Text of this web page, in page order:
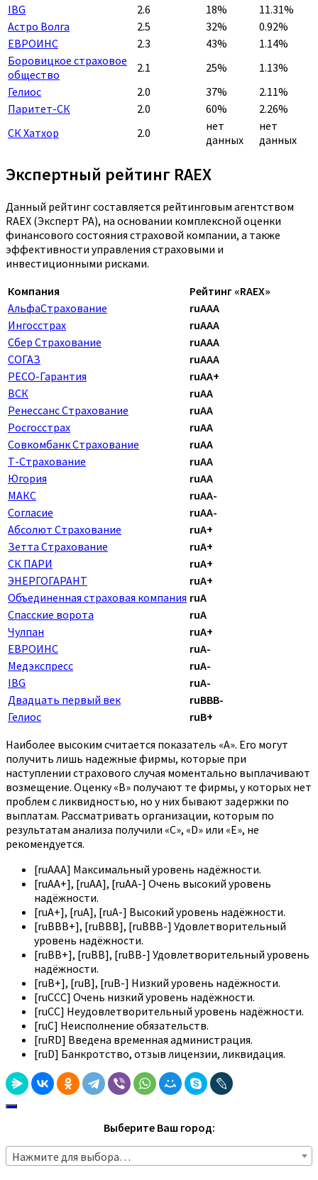
IBG
2.6 18%
11.31%
Астро Волга
2.5 32%
0.92%
ЕВРОИНС
2.3 43%
1.14%
Боровицкое страховое
общество
2.1 25%
1.13%
Гелиос
2.0 37%
2.11%
Паритет-СК
2.0 60%
2.26%
СК Хатхор
2.0
нет
данных
нет
данных
Экспертный рейтинг RAEX
Данный рейтинг составляется рейтинговым агентством
RAEX (Эксперт РА), на основании комплексной оценки
финансового состояния страховой компании, а также
эффективности управления страховыми и
инвестиционными рисками.
Компания
Рейтинг «RAEX»
АльфаСтрахование
ruAAA
Ингосстрах
ruAAA
Сбер Страхование
ruAAA
СОГАЗ
ruAAA
РЕСО-Гарантия
ruAA+
ВСК
ruAA
Ренессанс Страхование
ruAA
Росгосстрах
ruAA
Совкомбанк Страхование
ruAA
Т-Страхование
ruAA
Югория
ruAA
МАКС
ruAA-
Согласие
ruAA-
Абсолют Страхование
ruA+
Зетта Страхование
ruA+
СК ПАРИ
ruA+
ЭНЕРГОГАРАНТ
ruA+
Объединенная страховая компания ruA
Спасские ворота
ruA
Чулпан
ruA+
ЕВРОИНС
ruA-
Медэкспресс
ruA-
IBG
ruA-
Двадцать первый век
ruBBB-
Гелиос
ruB+
Наиболее высоким считается показатель «А». Его могут
получить лишь надежные фирмы, которые при
наступлении страхового случая моментально выплачивают
возмещение. Оценку «В» получают те фирмы, у которых нет
проблем с ликвидностью, но у них бывают задержки по
выплатам. Рассматривать организации, которым по
результатам анализа получили «C», «D» или «E», не
рекомендуется.
[ruAAA] Максимальный уровень надёжности.
[ruAA+], [ruAA], [ruAA-] Очень высокий уровень
надёжности.
[ruA+], [ruA], [ruA-] Высокий уровень надёжности.
[ruBBB+], [ruBBB], [ruBBB-] Удовлетворительный
уровень надёжности.
[ruBB+], [ruBB], [ruBB-] Удовлетворительный уровень
надёжности.
[ruB+], [ruB], [ruB-] Низкий уровень надёжности.
[ruCCC] Очень низкий уровень надёжности.
[ruCC] Неудовлетворительный уровень надёжности.
[ruC] Неисполнение обязательств.
[ruRD] Введена временная администрация.
[ruD] Банкротство, отзыв лицензии, ликвидация.
Выберите Ваш город:
Нажмите для выбора…